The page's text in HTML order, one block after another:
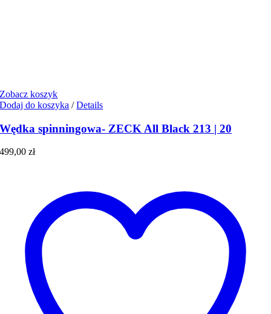
Zobacz koszyk
Dodaj do koszyka / Details
Wędka spinningowa- ZECK All Black 213 | 20
499,00zł